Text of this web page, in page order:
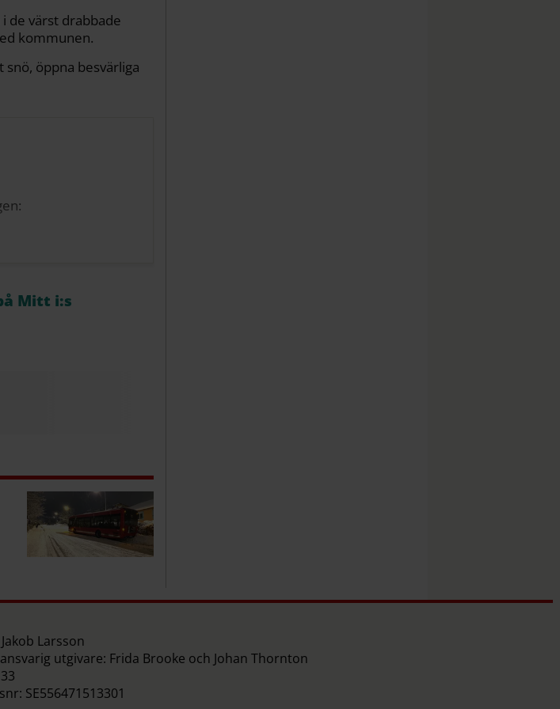
de värst drabbade
kommunen.
öppna besvärliga
Mitt i:s
Larsson
utgivare: Frida Brooke och Johan Thornton
SE556471513301